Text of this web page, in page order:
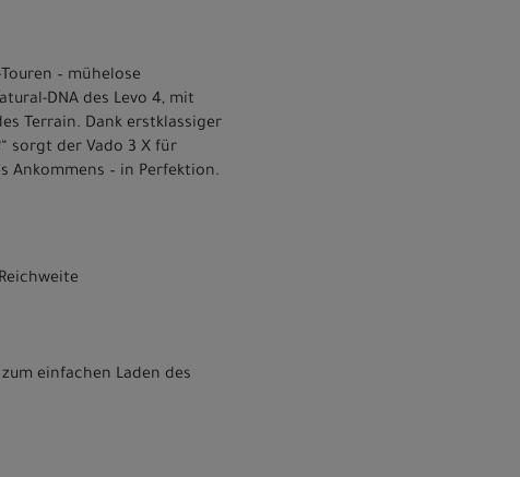
– mühelose
DNA des Levo 4, mit
Terrain. Dank erstklassiger
sorgt der Vado 3 X für
Ankommens – in Perfektion.
einfachen Laden des